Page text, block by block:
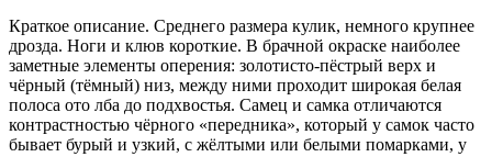
Краткое описание. Среднего размера кулик, немного крупнее
дрозда. Ноги и клюв короткие. В брачной окраске наиболее
заметные элементы опере­ния: золотисто-пёстрый верх и
чёрный (тёмный) низ, между ними проходит широкая белая
полоса ото лба до подхвостья. Самец и самка отличаются
контраст­ностью чёрного «передника», который у самок часто
бывает бурый и узкий, с жёлтыми или белыми помар­ками, у